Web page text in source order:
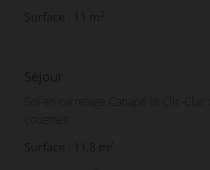
Surface : 11 m2
Séjour
Sol en carrelage Canapé lit Clic-Clac
couettes
Surface : 11,8 m2